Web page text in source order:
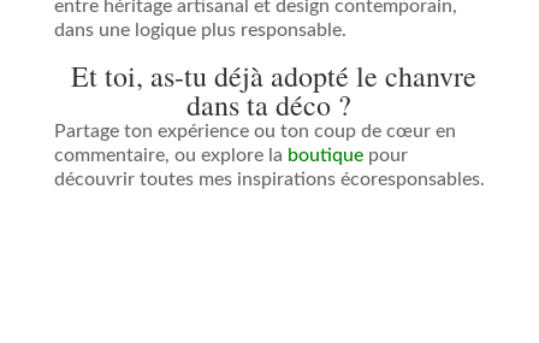
entre héritage artisanal et design contemporain,
dans une logique plus responsable.
Et toi, as-tu déjà adopté le chanvre
dans ta déco ?
Partage ton expérience ou ton coup de cœur en
commentaire, ou explore la boutiquepour
découvrir toutes mes inspirations écoresponsables.